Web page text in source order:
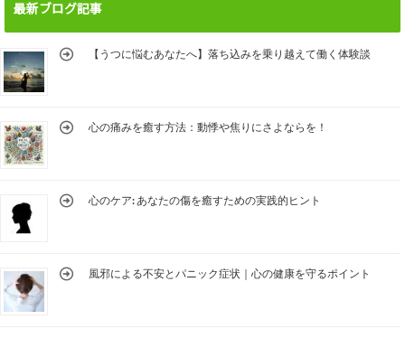
最新ブログ記事
【うつに悩むあなたへ】落ち込みを乗り越えて働く体験談
心の痛みを癒す方法：動悸や焦りにさよならを！
心のケア: あなたの傷を癒すための実践的ヒント
風邪による不安とパニック症状｜心の健康を守るポイント